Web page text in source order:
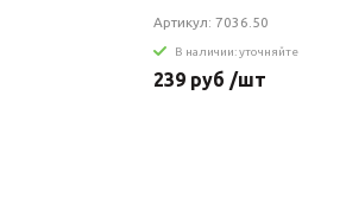
Артикул: 7036.50
В наличии: уточняйте
239 руб /шт